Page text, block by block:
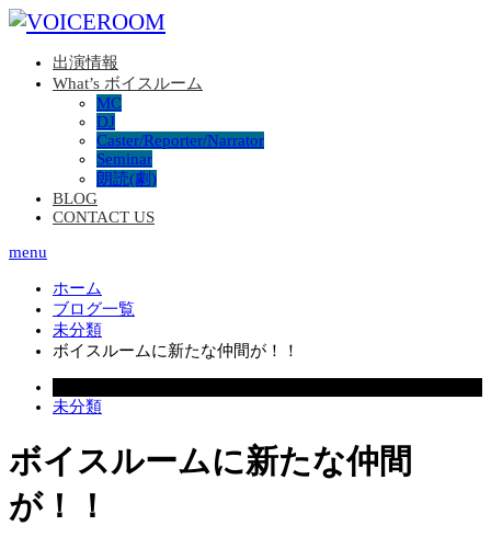
出演情報
What’s ボイスルーム
MC
DJ
Caster/Reporter/Narrator
Seminar
朗読(劇)
BLOG
CONTACT US
menu
ホーム
ブログ一覧
未分類
ボイスルームに新たな仲間が！！
未分類
ボイスルームに新たな仲間
が！！